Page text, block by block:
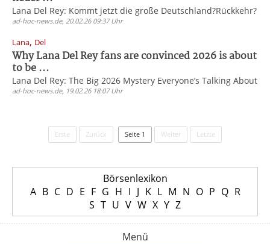
Lana Del Rey: Kommt jetzt die große Deutschland?Rückkehr?
ad-hoc-news.de, 20.02.26 09:37 Uhr
Lana, Del
Why Lana Del Rey fans are convinced 2026 is about
to be ...
Lana Del Rey: The Big 2026 Mystery Everyone’s Talking About
ad-hoc-news.de, 19.02.26 18:07 Uhr
Erste Zurück Seite 1 Weiter Letzte
Börsenlexikon
A B C D E F G H I J K L M N O P Q R
S T U V W X Y Z
Menü